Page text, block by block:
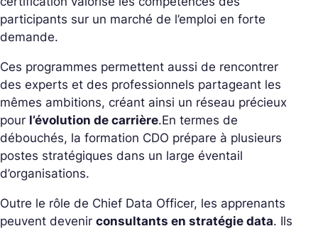
participants sur un marché de l’emploi en forte
demande.
Ces programmes permettent aussi de rencontrer
des experts et des professionnels partageant les
mêmes ambitions, créant ainsi un réseau précieux
pour l’évolution de carrière.En termes de
débouchés, la formation CDO prépare à plusieurs
postes stratégiques dans un large éventail
d’organisations.
Outre le rôle de Chief Data Officer, les apprenants
peuvent devenir consultants en stratégie data. Ils